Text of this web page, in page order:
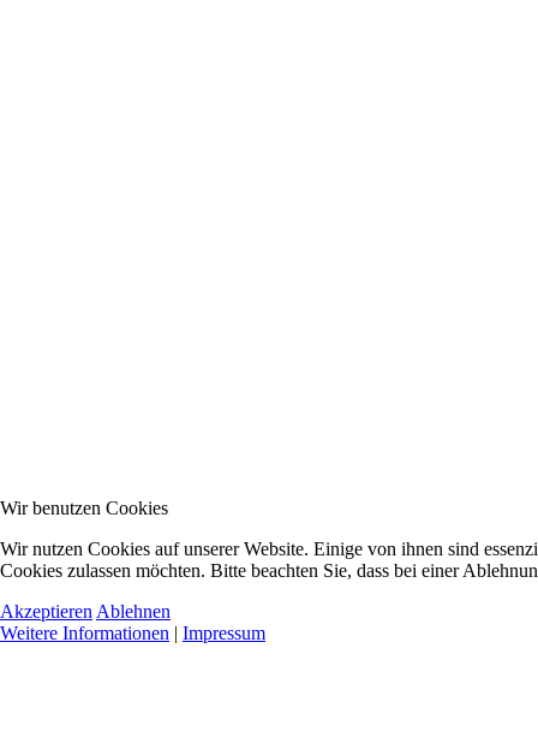
Wir benutzen Cookies
Wir nutzen Cookies auf unserer Website. Einige von ihnen sind
Cookies zulassen möchten. Bitte beachten Sie, dass bei einer
Akzeptieren Ablehnen
Weitere Informationen | Impressum